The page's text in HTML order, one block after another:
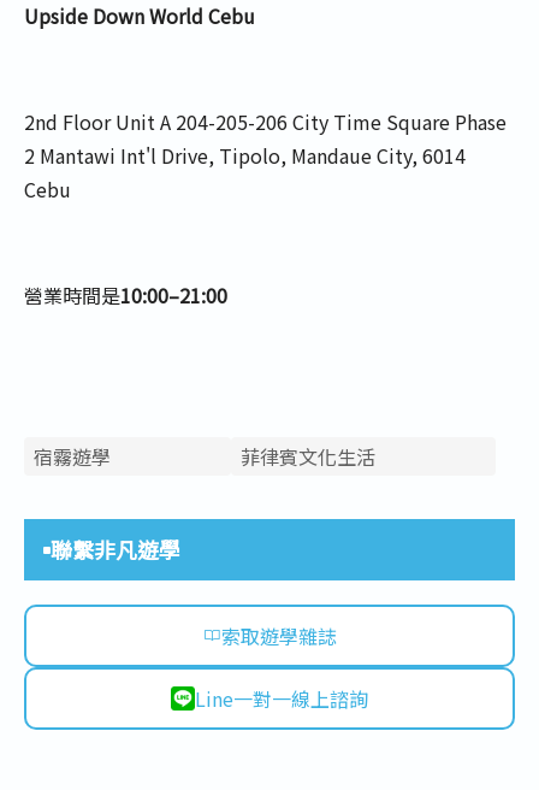
Upside Down World Cebu
2nd Floor Unit A 204-205-206 City Time Square Phase
2 Mantawi Int'l Drive, Tipolo, Mandaue City, 6014
Cebu
營業時間是10:00–21:00
宿霧遊學 菲律賓文化生活
聯繫非凡遊學
索取遊學雜誌
Line一對一線上諮詢